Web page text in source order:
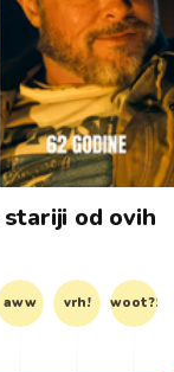
od ovih
aww vrh! woot?!